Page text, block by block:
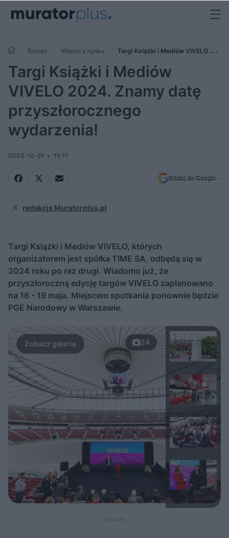
Biznes Wieści z rynku
Targi Książki i Mediów VIVELO 2024.
Znamy datę przyszłorocznego wydarzenia!
Targi Książki i Mediów
VIVELO 2024. Znamy datę
przyszłorocznego
wydarzenia!
2023-10-31 11:11
Dodaj do Google
redakcja Muratorplus.pl
Targi Książki i Mediów VIVELO, których
organizatorem jest spółka TIME SA, odbędą się w
2024 roku po raz drugi. Wiadomo już, że
przyszłoroczną edycję targów VIVELO zaplanowano
na 16 - 19 maja. Miejscem spotkania ponownie będzie
PGE Narodowy w Warszawie.
24